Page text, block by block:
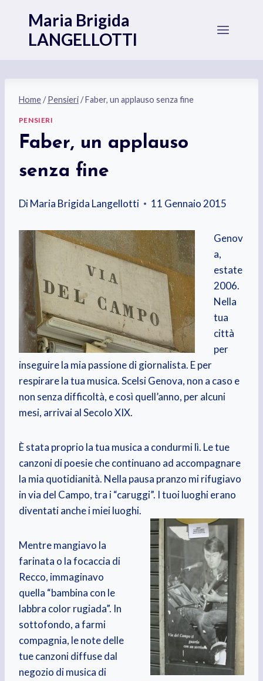
contenuto
Maria Brigida
LANGELLOTTI
Home/ Pensieri/Faber, un applauso senza fine
PENSIERI
Faber, un applauso
senza fine
DiMaria Brigida Langellotti 11 Gennaio 2015
Genov
a,
estate
2006.
Nella
tua
città
per
inseguire la mia passione di giornalista. E per
respirare la tua musica. Scelsi Genova, non a caso e
non senza difficoltà, e così quell’anno, per alcuni
mesi, arrivai al Secolo XIX.
È stata proprio la tua musica a condurmi lì. Le tue
canzoni di poesie che continuano ad accompagnare
la mia quotidianità. Nella pausa pranzo mi rifugiavo
in via del Campo, tra i “caruggi”. I tuoi luoghi erano
diventati anche i miei luoghi.
Mentre mangiavo la
farinata o la focaccia di
Recco, immaginavo
quella “bambina con le
labbra color rugiada”. In
sottofondo, a farmi
compagnia, le note delle
tue canzoni diffuse dal
negozio di musica di